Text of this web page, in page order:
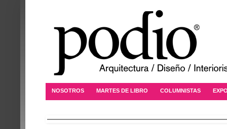
NOSOTROS MARTES DE LIBRO COLUMNISTAS